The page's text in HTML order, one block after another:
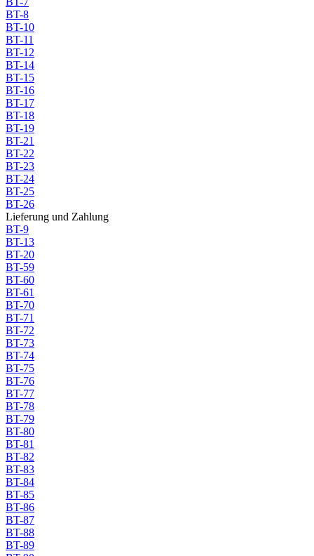
BT-8
BT-10
BT-11
BT-12
BT-14
BT-15
BT-16
BT-17
BT-18
BT-19
BT-21
BT-22
BT-23
BT-24
BT-25
BT-26
Lieferung und Zahlung
BT-9
BT-13
BT-20
BT-59
BT-60
BT-61
BT-70
BT-71
BT-72
BT-73
BT-74
BT-75
BT-76
BT-77
BT-78
BT-79
BT-80
BT-81
BT-82
BT-83
BT-84
BT-85
BT-86
BT-87
BT-88
BT-89